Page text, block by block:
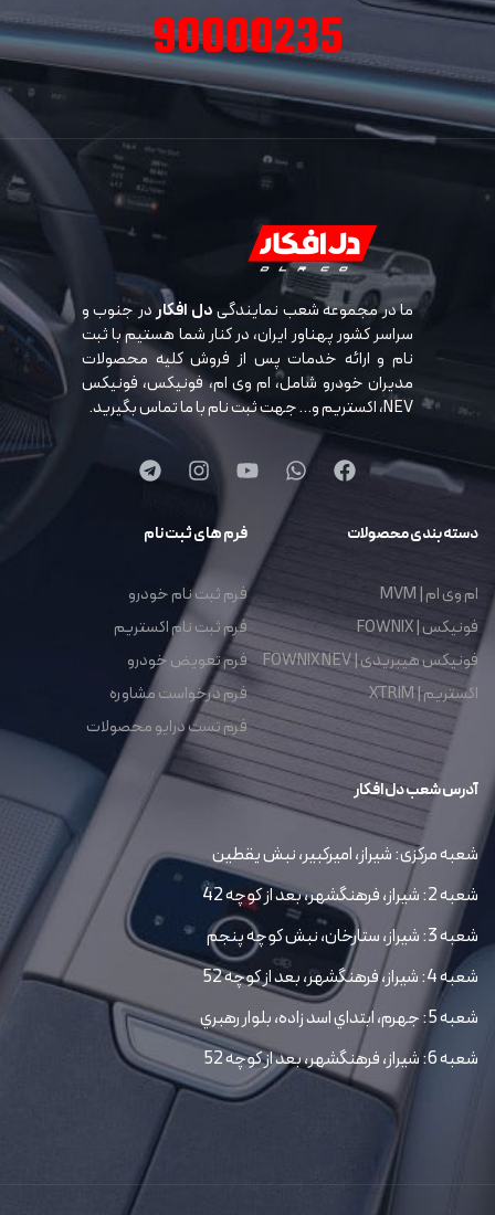
90000235
ما در مجموعه شعب نمایندگیدل افکاردر جنوب و
سراسر کشور پهناور ایران، در کنار شما هستیم با ثبت
نام و ارائه خدمات پس از فروش کلیه محصولات
مدیران خودرو شامل، ام وی ام، فونیکس، فونیکس
NEV، اکستریم و… جهت ثبت نام با ما تماس بگیرید.
دسته بندی محصولات
ام وی ام | MVM
فونیکس | FOWNIX
فونیکس هیبریدی | FOWNIX NEV
اکستریم | XTRIM
فرم های ثبت نام
فرم ثبت نام خودرو
فرم ثبت نام اکستریم
فرم تعویض خودرو
فرم درخواست مشاوره
فرم تست درایو محصولات
آدرس شعب دل افکار
شعبه مرکزی: شیراز، امیرکبیر، نبش یقطین
شعبه 2: شیراز، فرهنگشهر، بعد از کوچه 42
شعبه 3: شیراز، ستارخان، نبش کوچه پنجم
شعبه 4: شیراز، فرهنگشهر، بعد از کوچه 52
شعبه 5: جهرم، ابتداي اسد زاده، بلوار رهبري
شعبه 6: شیراز، فرهنگشهر، بعد از کوچه 52